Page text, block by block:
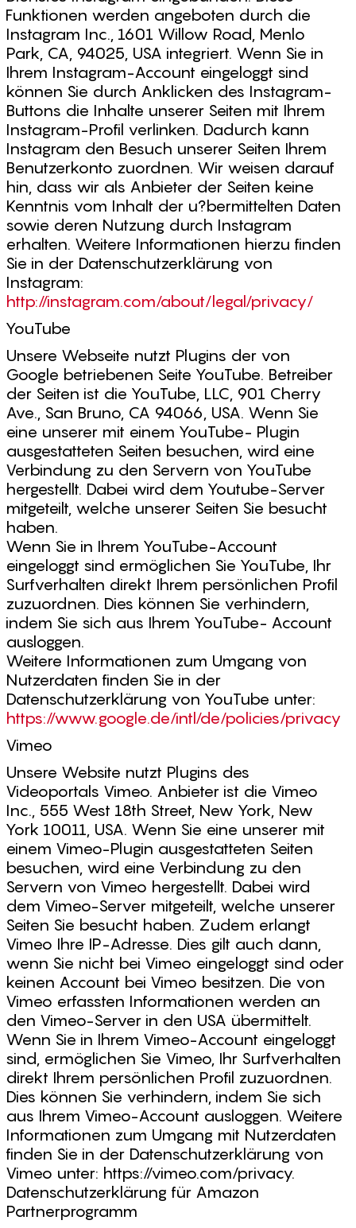
Funktionen werden angeboten durch die
Instagram Inc., 1601 Willow Road, Menlo
Park, CA, 94025, USA integriert. Wenn Sie in
Ihrem Instagram-Account eingeloggt sind
können Sie durch Anklicken des Instagram-
Buttons die Inhalte unserer Seiten mit Ihrem
Instagram-Profil verlinken. Dadurch kann
Instagram den Besuch unserer Seiten Ihrem
Benutzerkonto zuordnen. Wir weisen darauf
hin, dass wir als Anbieter der Seiten keine
Kenntnis vom Inhalt der u?bermittelten Daten
sowie deren Nutzung durch Instagram
erhalten. Weitere Informationen hierzu finden
Sie in der Datenschutzerklärung von
Instagram:
http://instagram.com/about/legal/privacy/
YouTube
Unsere Webseite nutzt Plugins der von
Google betriebenen Seite YouTube. Betreiber
der Seiten ist die YouTube, LLC, 901 Cherry
Ave., San Bruno, CA 94066, USA. Wenn Sie
eine unserer mit einem YouTube- Plugin
ausgestatteten Seiten besuchen, wird eine
Verbindung zu den Servern von YouTube
hergestellt. Dabei wird dem Youtube-Server
mitgeteilt, welche unserer Seiten Sie besucht
haben.
Wenn Sie in Ihrem YouTube-Account
eingeloggt sind ermöglichen Sie YouTube, Ihr
Surfverhalten direkt Ihrem persönlichen Profil
zuzuordnen. Dies können Sie verhindern,
indem Sie sich aus Ihrem YouTube- Account
ausloggen.
Weitere Informationen zum Umgang von
Nutzerdaten finden Sie in der
Datenschutzerklärung von YouTube unter:
https://www.google.de/intl/de/policies/privacy
Vimeo
Unsere Website nutzt Plugins des
Videoportals Vimeo. Anbieter ist die Vimeo
Inc., 555 West 18th Street, New York, New
York 10011, USA. Wenn Sie eine unserer mit
einem Vimeo-Plugin ausgestatteten Seiten
besuchen, wird eine Verbindung zu den
Servern von Vimeo hergestellt. Dabei wird
dem Vimeo-Server mitgeteilt, welche unserer
Seiten Sie besucht haben. Zudem erlangt
Vimeo Ihre IP-Adresse. Dies gilt auch dann,
wenn Sie nicht bei Vimeo eingeloggt sind oder
keinen Account bei Vimeo besitzen. Die von
Vimeo erfassten Informationen werden an
den Vimeo-Server in den USA übermittelt.
Wenn Sie in Ihrem Vimeo-Account eingeloggt
sind, ermöglichen Sie Vimeo, Ihr Surfverhalten
direkt Ihrem persönlichen Profil zuzuordnen.
Dies können Sie verhindern, indem Sie sich
aus Ihrem Vimeo-Account ausloggen. Weitere
Informationen zum Umgang mit Nutzerdaten
finden Sie in der Datenschutzerklärung von
Vimeo unter: https://vimeo.com/privacy.
Datenschutzerklärung für Amazon
Partnerprogramm